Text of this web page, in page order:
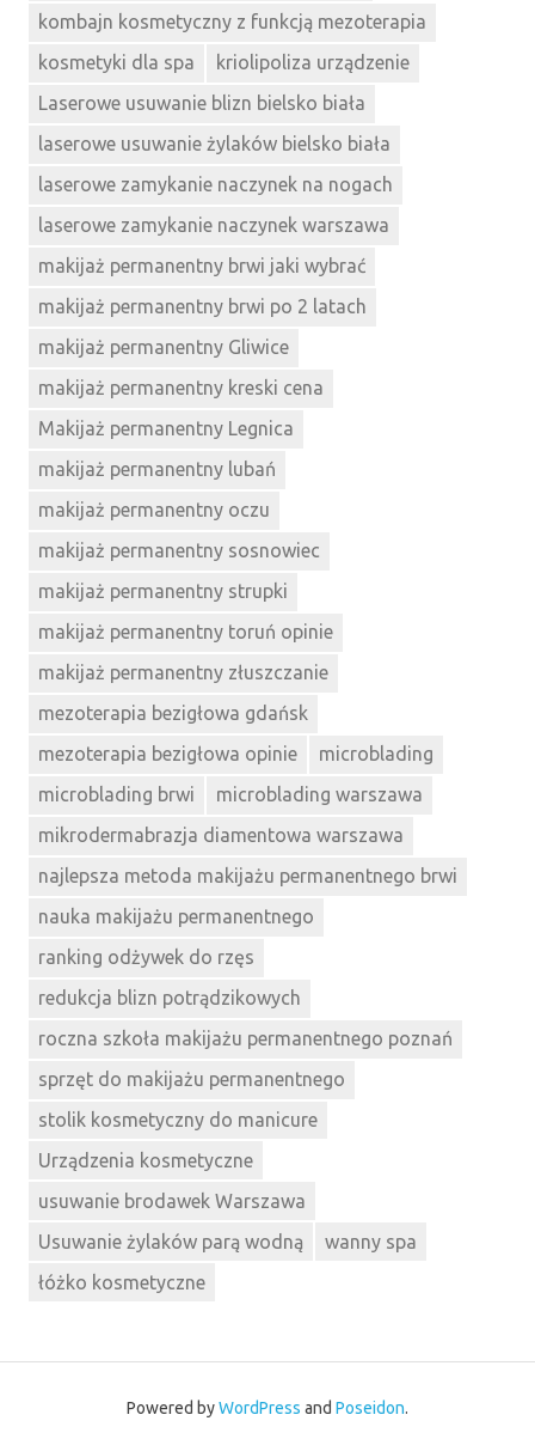
kombajn kosmetyczny z funkcją mezoterapia
kosmetyki dla spa
kriolipoliza urządzenie
Laserowe usuwanie blizn bielsko biała
laserowe usuwanie żylaków bielsko biała
laserowe zamykanie naczynek na nogach
laserowe zamykanie naczynek warszawa
makijaż permanentny brwi jaki wybrać
makijaż permanentny brwi po 2 latach
makijaż permanentny Gliwice
makijaż permanentny kreski cena
Makijaż permanentny Legnica
makijaż permanentny lubań
makijaż permanentny oczu
makijaż permanentny sosnowiec
makijaż permanentny strupki
makijaż permanentny toruń opinie
makijaż permanentny złuszczanie
mezoterapia bezigłowa gdańsk
mezoterapia bezigłowa opinie
microblading
microblading brwi
microblading warszawa
mikrodermabrazja diamentowa warszawa
najlepsza metoda makijażu permanentnego brwi
nauka makijażu permanentnego
ranking odżywek do rzęs
redukcja blizn potrądzikowych
roczna szkoła makijażu permanentnego poznań
sprzęt do makijażu permanentnego
stolik kosmetyczny do manicure
Urządzenia kosmetyczne
usuwanie brodawek Warszawa
Usuwanie żylaków parą wodną
wanny spa
łóżko kosmetyczne
Powered byWordPress and Poseidon.